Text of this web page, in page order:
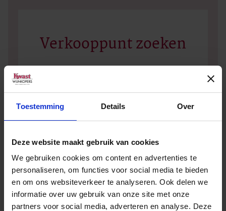
Toestemming Details Over
Deze website maakt gebruik van cookies
We gebruiken cookies om content en advertenties te
personaliseren, om functies voor social media te bieden
en om ons websiteverkeer te analyseren. Ook delen we
informatie over uw gebruik van onze site met onze
partners voor social media, adverteren en analyse. Deze
Verkooppunt zoeken
Geen zakelijke klant? Vul dan uw plaatsnaam of
verkooppunt.